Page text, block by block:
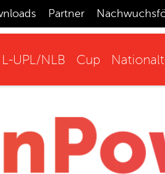
Partner
L-UPL/NLB Cup